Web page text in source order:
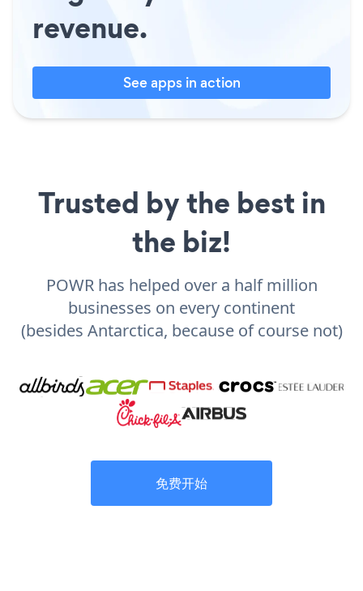
revenue.
See apps in action
Trusted by the best in
the biz!
POWR has helped over a half million
businesses on every continent
(besides Antarctica, because of course not)
免费开始